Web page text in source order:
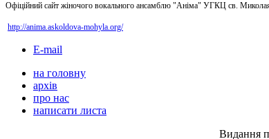
Офіційний сайт жіночого вокального ансамблю "Аніма" УГКЦ св.
http://anima.askoldova-mohyla.org/
E-mail
на головну
архів
про нас
написати листа
Видання